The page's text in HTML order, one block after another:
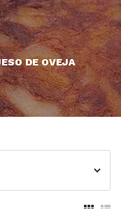
DE OVEJA